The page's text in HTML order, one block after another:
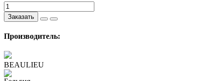
Заказать
Производитель:
BEAULIEU